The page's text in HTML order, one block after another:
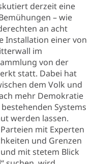
derzeit eine
– wie
an acht
Installation einer von
im
von der
statt. Dabei hat
dem Volk und
mehr Demokratie
Systems
werden lassen.
mit Experten
und Grenzen
mit stetem Blick